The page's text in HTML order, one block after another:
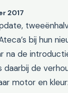
2017
bij hun
na de
daarbij de
motor en kleur: